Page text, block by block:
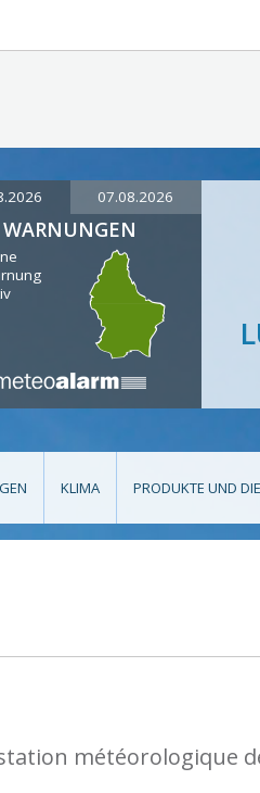
07.08.2026
WARNUNGEN
KLIMA PRODUKTE UND
météorologique